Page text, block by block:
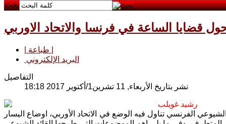
بحث
قضايا الساعة في فرنسا والاتحاد الاوربي
البريد الإلكتروني
التفاصيل
نشر بتاريخ الأربعاء, 11 تشرين1/أكتوير 2017 18:18
رشيد غويلب
الفرنسي تناول فيه الوضع في الاتحاد الأوربي، اوضاع اليسار